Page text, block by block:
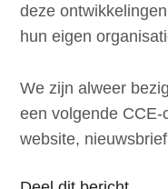
deze
hun eigen
We zijn alweer
een volgende
website,